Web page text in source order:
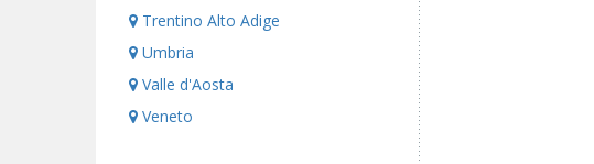
Trentino Alto Adige
Umbria
Valle d'Aosta
Veneto